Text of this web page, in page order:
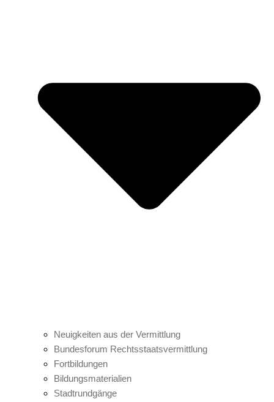
Neuigkeiten aus der Vermittlung
Bundesforum Rechtsstaatsvermittlung
Fortbildungen
Bildungsmaterialien
Stadtrundgänge